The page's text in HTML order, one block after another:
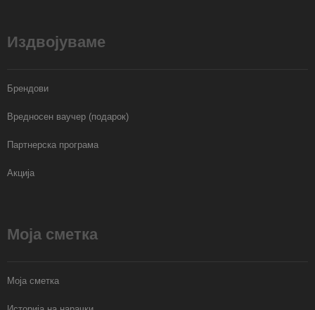
Издвојуваме
Брендови
Вредносен ваучер (подарок)
Партнерска програма
Акција
Моја сметка
Моја сметка